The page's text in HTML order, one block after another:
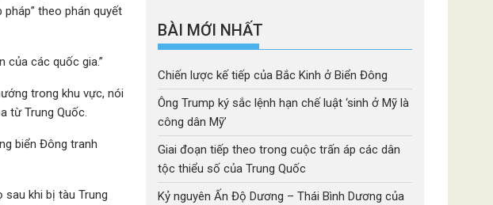
theo phán quyết
của các quốc gia.”
trong khu vực, nói
từ Trung Quốc.
biển Đông tranh
khi bị tàu Trung
BÀI MỚI NHẤT
Chiến lược kế tiếp của Bắc Kinh ở Biển Đông
Ông Trump ký sắc lệnh hạn chế luật ‘sinh ở Mỹ là
công dân Mỹ’
Giai đoạn tiếp theo trong cuộc trấn áp các dân
tộc thiểu số của Trung Quốc
Kỷ nguyên Ấn Độ Dương – Thái Bình Dương của